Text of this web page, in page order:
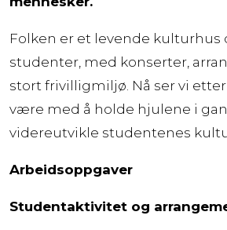
Folken er et levende kulturhus
studenter, med konserter,
stort frivilligmiljø. Nå ser vi
være med å holde hjulene i
videreutvikle studentenes
Arbeidsoppgaver
Studentaktivitet og